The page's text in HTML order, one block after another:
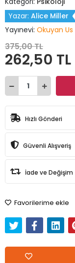
Yazar: Alice Miller
Yayınevi: Okuyan Us
375,00 TL
262,50 TL
Hızlı Gönderi
Güvenli Alışveriş
İade ve Değişim
Favorilerime ekle